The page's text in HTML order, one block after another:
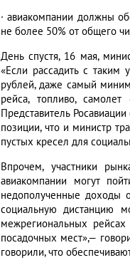
·авиакомпании должны
не более 50% от общего
День спустя, 16 мая,
«Если рассадить с таким
рублей, даже самый
рейса, топливо,
Представитель
позиции, что и министр
пустых кресел для
Впрочем, участники
авиакомпании могут
недополученные доходы
социальную дистанцию
межрегиональных
посадочных мест»,—
говорили, что